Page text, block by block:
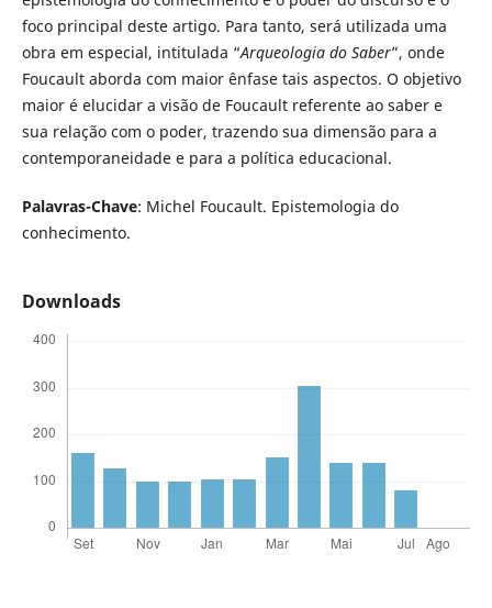
foco principal deste artigo. Para tanto, será utilizada uma
obra em especial, intitulada “Arqueologia do Saber”, onde
Foucault aborda com maior ênfase tais aspectos. O objetivo
maior é elucidar a visão de Foucault referente ao saber e
sua relação com o poder, trazendo sua dimensão para a
contemporaneidade e para a política educacional.
Palavras-Chave: Michel Foucault. Epistemologia do
conhecimento.
Downloads